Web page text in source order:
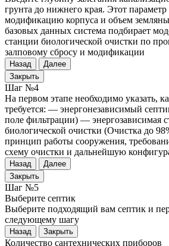
грунта до нижнего края. Этот параметр
модификацию корпуса и объем
базовых данных система подбирает
станции биологической очистки по
залповому сбросу и модификации
Назад
Далее
Закрыть
Шаг №4
На первом этапе необходимо указать,
требуется: — энергонезависимый
поле фильтрации) — энергозависимая
биологической очистки (Очистка до
принцип работы сооружения,
схему очистки и дальнейшую
Назад
Далее
Закрыть
Шаг №5
Выберите септик
Выберите подходящий вам септик и
следующему шагу
Назад Закрыть
Количество сантехнических приборов